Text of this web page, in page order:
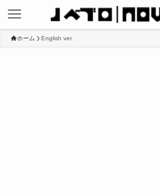
ホーム English ver.